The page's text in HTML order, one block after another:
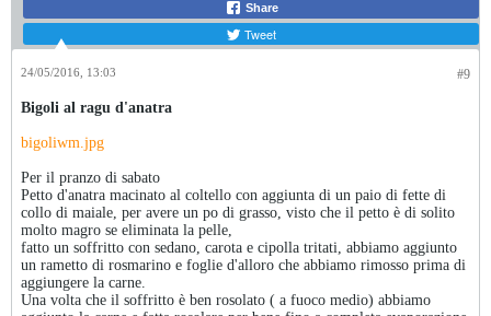
Share
Tweet
#9
24/05/2016, 13:03
Bigoli al ragu d'anatra
bigoliwm.jpg
Per il pranzo di sabato
Petto d'anatra macinato al coltello con aggiunta di un paio di fette di
collo di maiale, per avere un po di grasso, visto che il petto è di solito
molto magro se eliminata la pelle,
fatto un soffritto con sedano, carota e cipolla tritati, abbiamo aggiunto
un rametto di rosmarino e foglie d'alloro che abbiamo rimosso prima di
aggiungere la carne.
Una volta che il soffritto è ben rosolato ( a fuoco medio) abbiamo